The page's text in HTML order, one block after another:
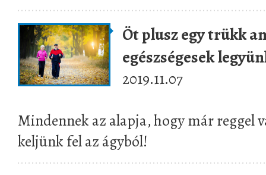
Öt plusz egy trükk
egészségesek
2019.11.07
Mindennek az alapja, hogy már reggel
keljünk fel az ágyból!